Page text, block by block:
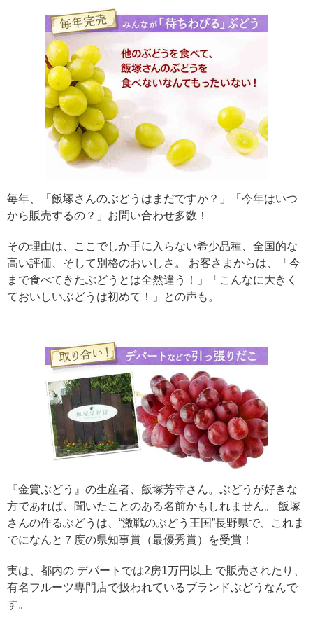
毎年、「飯塚さんのぶどうはまだですか？」「今年はいつ
から販売するの？」お問い合わせ多数！
その理由は、ここでしか手に入らない希少品種、全国的な
高い評価、そして別格のおいしさ。 お客さまからは、「今
まで食べてきたぶどうとは全然違う！」「こんなに大きく
ておいしいぶどうは初めて！」との声も。
『金賞ぶどう』の生産者、飯塚芳幸さん。ぶどうが好きな
方であれば、聞いたことのある名前かもしれません。 飯塚
さんの作るぶどうは、“激戦のぶどう王国”長野県で、これま
でになんと７度の県知事賞（最優秀賞）を受賞！
実は、都内の デパートでは2房1万円以上 で販売されたり、
有名フルーツ専門店で扱われているブランドぶどうなんで
す。